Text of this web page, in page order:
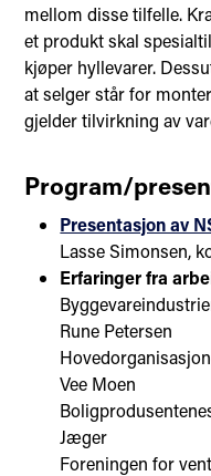
mellom disse tilfelle.
et produkt skal
kjøper hyllevarer.
at selger står for
gjelder tilvirkning av
Program/
Presentasjon av
Lasse Simonsen,
Erfaringer fra
Rune Petersen
Vee Moen
Jæger
Foreningen for